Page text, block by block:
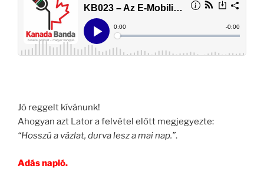
Jó reggelt kívánunk!
Ahogyan azt Lator a felvétel előtt megjegyezte:
“Hosszú a vázlat, durva lesz a mai nap.”.
Adás napló.